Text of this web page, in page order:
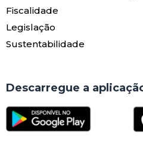
Fiscalidade
Legislação
Sustentabilidade
Descarregue a